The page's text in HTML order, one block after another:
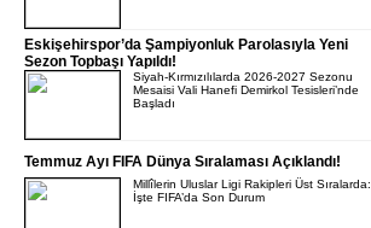
Eskişehirspor’da Şampiyonluk Parolasıyla Yeni
Sezon Topbaşı Yapıldı!
Siyah-Kırmızılılarda 2026-2027 Sezonu
Mesaisi Vali Hanefi Demirkol Tesisleri’nde
Başladı
Temmuz Ayı FIFA Dünya Sıralaması Açıklandı!
Millîlerin Uluslar Ligi Rakipleri Üst Sıralarda:
İşte FIFA’da Son Durum